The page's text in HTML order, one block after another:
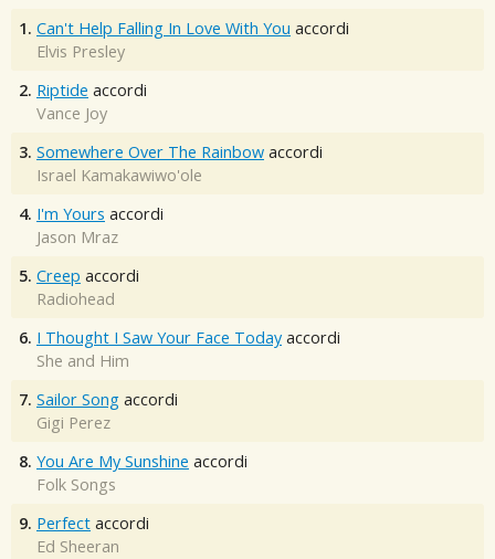
1. Can't Help Falling In Love With You accordi
Elvis Presley
2. Riptide accordi
Vance Joy
3. Somewhere Over The Rainbow accordi
Israel Kamakawiwo'ole
4. I'm Yours accordi
Jason Mraz
5. Creep accordi
Radiohead
6. I Thought I Saw Your Face Today accordi
She and Him
7. Sailor Song accordi
Gigi Perez
8. You Are My Sunshine accordi
Folk Songs
9. Perfect accordi
Ed Sheeran